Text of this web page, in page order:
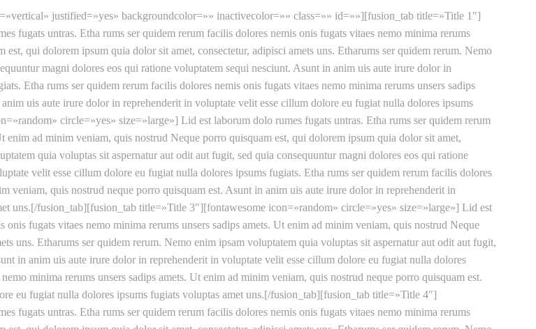
justified=»yes» backgroundcolor=»» inactivecolor=»» class=»» id=»»][fusion_tab title=»Title 1″]
fugats untras. Etha rums ser quidem rerum facilis dolores nemis onis fugats vitaes nemo minima rerums
qui dolorem ipsum quia dolor sit amet, consectetur, adipisci amets uns. Etharums ser quidem rerum. Nemo
magni dolores eos qui ratione voluptatem sequi nesciunt. Asunt in anim uis aute irure dolor in
Etha rums ser quidem rerum facilis dolores nemis onis fugats vitaes nemo minima rerums unsers sadips
uis aute irure dolor in reprehenderit in voluptate velit esse cillum dolore eu fugiat nulla dolores ipsums
circle=»yes» size=»large»] Lid est laborum dolo rumes fugats untras. Etha rums ser quidem rerum
enim ad minim veniam, quis nostrud Neque porro quisquam est, qui dolorem ipsum quia dolor sit amet,
quia voluptas sit aspernatur aut odit aut fugit, sed quia consequuntur magni dolores eos qui ratione
velit esse cillum dolore eu fugiat nulla dolores ipsums fugiats. Etha rums ser quidem rerum facilis dolores
veniam, quis nostrud neque porro quisquam est. Asunt in anim uis aute irure dolor in reprehenderit in
uns.[/fusion_tab][fusion_tab title=»Title 3″][fontawesome icon=»random» circle=»yes» size=»large»] Lid est
fugats vitaes nemo minima rerums unsers sadips amets. Ut enim ad minim veniam, quis nostrud Neque
uns. Etharums ser quidem rerum. Nemo enim ipsam voluptatem quia voluptas sit aspernatur aut odit aut fugit,
in anim uis aute irure dolor in reprehenderit in voluptate velit esse cillum dolore eu fugiat nulla dolores
minima rerums unsers sadips amets. Ut enim ad minim veniam, quis nostrud neque porro quisquam est.
eu fugiat nulla dolores ipsums fugiats voluptas amet uns.[/fusion_tab][fusion_tab title=»Title 4″]
fugats untras. Etha rums ser quidem rerum facilis dolores nemis onis fugats vitaes nemo minima rerums